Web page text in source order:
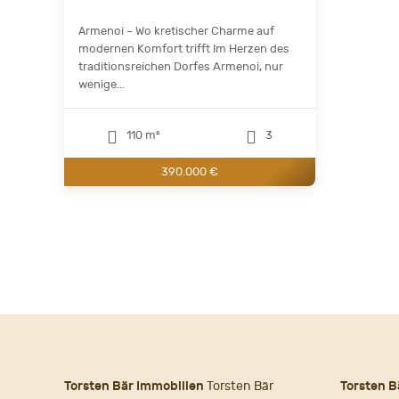
Αrmenoi – Wo kretischer Charme auf
modernen Komfort trifft Im Herzen des
traditionsreichen Dorfes Armenoi, nur
wenige...
110 m² 3
390.000 €
Torsten Bär Immobilien Torsten Bär
Torsten